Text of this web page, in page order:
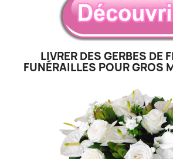
LIVRER DES GERBES DE
FUNÉRAILLES POUR GROS